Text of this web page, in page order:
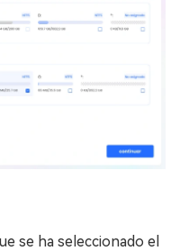
se ha seleccionado el